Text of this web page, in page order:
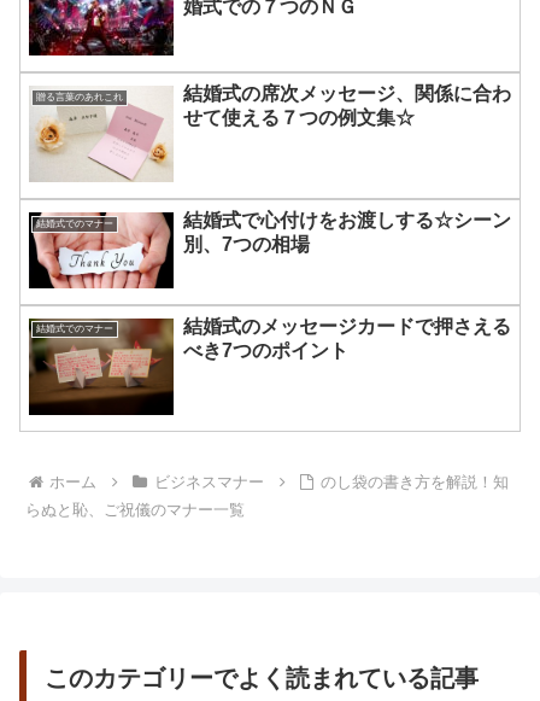
婚式での７つのＮＧ
贈る言葉のあれこれ
結婚式の席次メッセージ、関係に合わ
せて使える７つの例文集☆
結婚式でのマナー
結婚式で心付けをお渡しする☆シーン
別、7つの相場
結婚式でのマナー
結婚式のメッセージカードで押さえる
べき7つのポイント
ホーム ビジネスマナー
のし袋の書き方を解説！知
らぬと恥、ご祝儀のマナー一覧
このカテゴリーでよく読まれている記事